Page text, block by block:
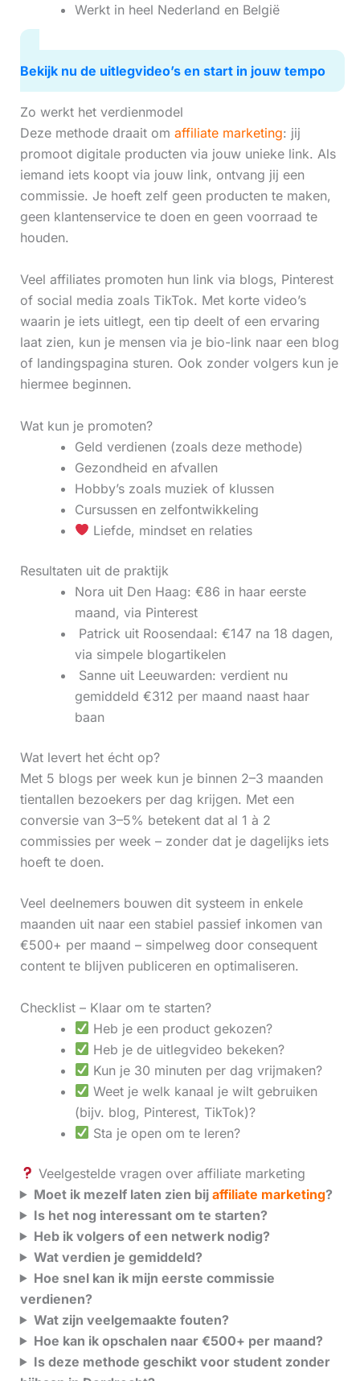
Werkt in heel Nederland en België
Bekijk nu de uitlegvideo’s en start in jouw tempo
Zo werkt het verdienmodel
Deze methode draait om affiliate marketing: jij
promoot digitale producten via jouw unieke link. Als
iemand iets koopt via jouw link, ontvang jij een
commissie. Je hoeft zelf geen producten te maken,
geen klantenservice te doen en geen voorraad te
houden.
Veel affiliates promoten hun link via blogs, Pinterest
of social media zoals TikTok. Met korte video’s
waarin je iets uitlegt, een tip deelt of een ervaring
laat zien, kun je mensen via je bio-link naar een blog
of landingspagina sturen. Ook zonder volgers kun je
hiermee beginnen.
Wat kun je promoten?
Geld verdienen (zoals deze methode)
Gezondheid en afvallen
Hobby’s zoals muziek of klussen
Cursussen en zelfontwikkeling
Liefde, mindset en relaties
Resultaten uit de praktijk
Nora uit Den Haag: €86 in haar eerste
maand, via Pinterest
‍ Patrick uit Roosendaal: €147 na 18 dagen,
via simpele blogartikelen
‍ Sanne uit Leeuwarden: verdient nu
gemiddeld €312 per maand naast haar
baan
Wat levert het écht op?
Met 5 blogs per week kun je binnen 2–3 maanden
tientallen bezoekers per dag krijgen. Met een
conversie van 3–5% betekent dat al 1 à 2
commissies per week – zonder dat je dagelijks iets
hoeft te doen.
Veel deelnemers bouwen dit systeem in enkele
maanden uit naar een stabiel passief inkomen van
€500+ per maand – simpelweg door consequent
content te blijven publiceren en optimaliseren.
Checklist – Klaar om te starten?
Heb je een product gekozen?
Heb je de uitlegvideo bekeken?
Kun je 30 minuten per dag vrijmaken?
Weet je welk kanaal je wilt gebruiken
(bijv. blog, Pinterest, TikTok)?
Sta je open om te leren?
Veelgestelde vragen over affiliate marketing
Moet ik mezelf laten zien bij affiliate marketing?
Is het nog interessant om te starten?
Heb ik volgers of een netwerk nodig?
Wat verdien je gemiddeld?
Hoe snel kan ik mijn eerste commissie
verdienen?
Wat zijn veelgemaakte fouten?
Hoe kan ik opschalen naar €500+ per maand?
Is deze methode geschikt voor student zonder